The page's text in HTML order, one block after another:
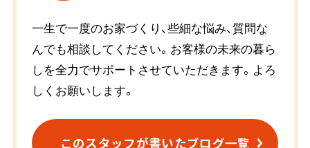
一生で一度のお家づくり、些細な悩み、質問な
んでも相談してください。お客様の未来の暮ら
しを全力でサポートさせていただきます。よろ
しくお願いします。
このスタッフが書いたブログ一覧